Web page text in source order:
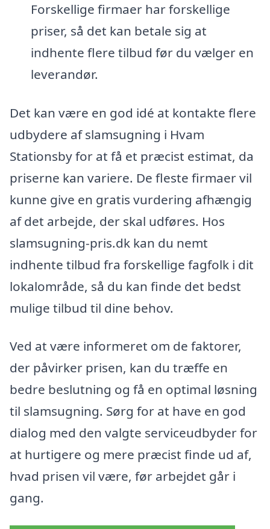
Forskellige firmaer har forskellige
priser, så det kan betale sig at
indhente flere tilbud før du vælger en
leverandør.
Det kan være en god idé at kontakte flere
udbydere af slamsugning i Hvam
Stationsby for at få et præcist estimat, da
priserne kan variere. De fleste firmaer vil
kunne give en gratis vurdering afhængig
af det arbejde, der skal udføres. Hos
slamsugning-pris.dk kan du nemt
indhente tilbud fra forskellige fagfolk i dit
lokalområde, så du kan finde det bedst
mulige tilbud til dine behov.
Ved at være informeret om de faktorer,
der påvirker prisen, kan du træffe en
bedre beslutning og få en optimal løsning
til slamsugning. Sørg for at have en god
dialog med den valgte serviceudbyder for
at hurtigere og mere præcist finde ud af,
hvad prisen vil være, før arbejdet går i
gang.